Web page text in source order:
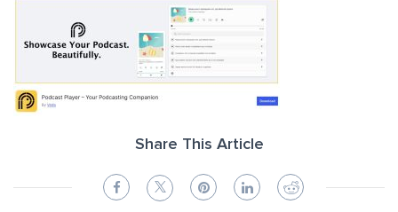
Share This Article